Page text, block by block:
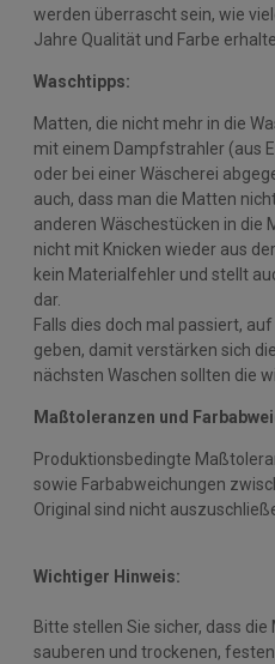
werden überrascht sein, wie
Jahre Qualität und Farbe
Waschtipps:
Matten, die nicht mehr in die
mit einem Dampfstrahler (aus
oder bei einer Wäscherei
auch, dass man die Matten
anderen Wäschestücken in die
nicht mit Knicken wieder aus
kein Materialfehler und stellt
dar.
Falls dies doch mal passiert,
geben, damit verstärken sich
nächsten Waschen sollten die
Maßtoleranzen und
Produktionsbedingte
sowie Farbabweichungen
Original sind nicht
Wichtiger Hinweis:
Bitte stellen Sie sicher, dass
sauberen und trockenen,